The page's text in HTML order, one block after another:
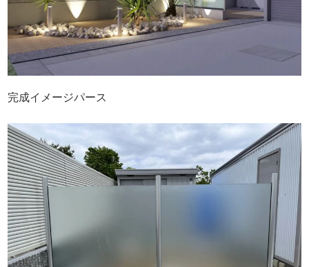
完成イメージパース